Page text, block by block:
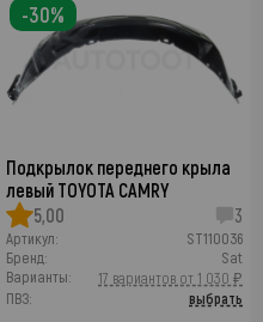
Подкрылок переднего крыла
левый TOYOTA CAMRY
5,00
3
Артикул:
ST110036
Бренд:
Sat
Варианты:
17 вариантов от 1 030 ₽
ПВЗ:
выбрать
-30%